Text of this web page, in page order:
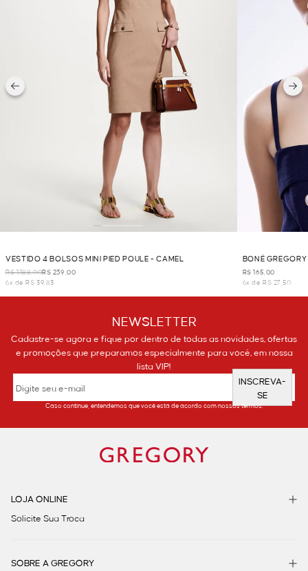
VESTIDO 4 BOLSOS MINI PIED POULE - CAMEL
R$ 1.188,00R$ 239,00
6x de R$ 39,83
BONÉ
R$ 165,00
6x de R$ 27,50
NEWSLETTER
Cadastre-se agora e fique por dentro de todas as novidades, ofertas
e promoções que preparamos especialmente para você, em nossa
lista VIP!
INSCREVA-
SE
Caso continue, entendemos que você está de acordo com nossos termos.
LOJA ONLINE
Solicite Sua Troca
SOBRE A GREGORY